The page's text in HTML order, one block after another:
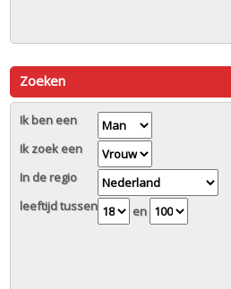
Zoeken
Ik ben een
Ik zoek een
In de regio
leeftijd tussen
en